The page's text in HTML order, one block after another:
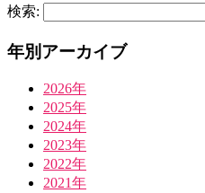
検索:
年別アーカイブ
2026年
2025年
2024年
2023年
2022年
2021年